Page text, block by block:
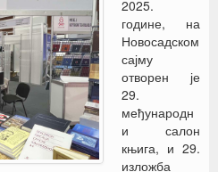
2025.
године, на
Новосадском
сајму
отворен је
29.
међународн
и салон
књига, и 29.
изложба